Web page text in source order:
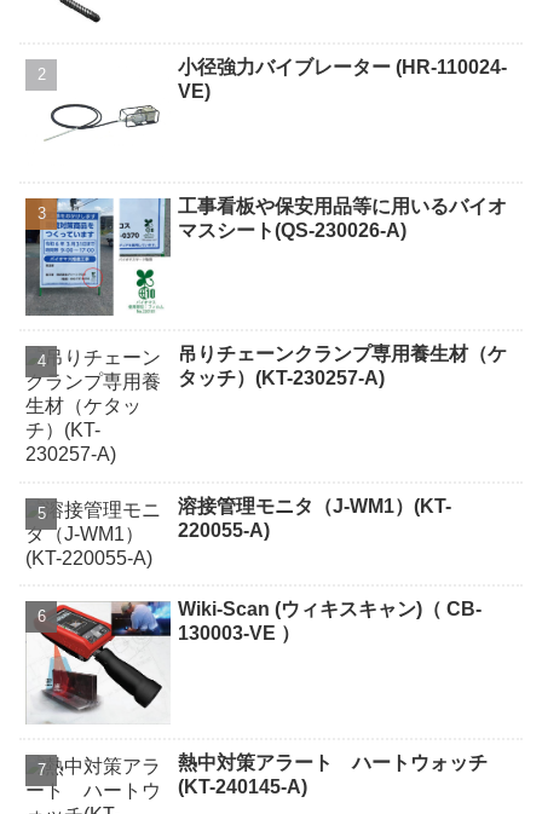
小径強力バイブレーター (HR-110024-
VE)
工事看板や保安用品等に用いるバイオ
マスシート(QS-230026-A)
吊りチェーンクランプ専用養生材（ケ
タッチ）(KT-230257-A)
溶接管理モニタ（J-WM1）(KT-
220055-A)
Wiki-Scan (ウィキスキャン)（ CB-
130003-VE ）
熱中対策アラート ハートウォッチ
(KT-240145-A)